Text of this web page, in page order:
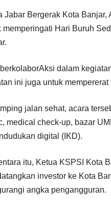
Jabar Bergerak Kota
memperingati Hari Buruh
berkolaborAksi dalam
ini juga untuk
jalan sehat, acara
medical check-up, bazar
digital (IKD).
itu, Ketua KSPSI Kota
investor ke Kota
angka pengangguran.